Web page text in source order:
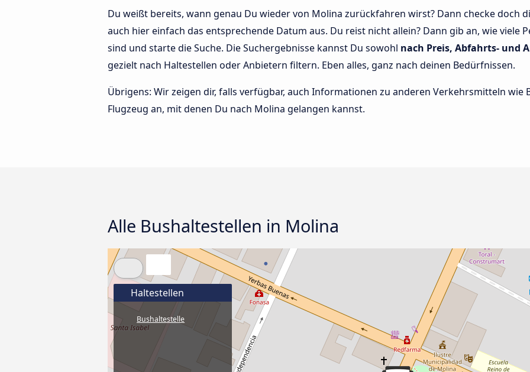
Du weißt bereits, wann genau Du wieder von Molina zurückfahren wirst? Dann checke doch
auch hier einfach das entsprechende Datum aus. Du reist nicht allein? Dann gib an, wie viele
sind und starte die Suche. Die Suchergebnisse kannst Du sowohl nach Preis, Abfahrts- und
gezielt nach Haltestellen oder Anbietern filtern. Eben alles, ganz nach deinen Bedürfnissen.
Übrigens: Wir zeigen dir, falls verfügbar, auch Informationen zu anderen Verkehrsmitteln wie
Flugzeug an, mit denen Du nach Molina gelangen kannst.
Alle Bushaltestellen in Molina
Haltestellen
Bushaltestelle